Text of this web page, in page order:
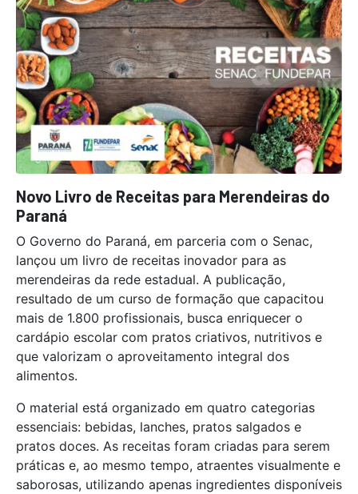
Novo Livro de Receitas para Merendeiras do
Paraná
O Governo do Paraná, em parceria com o Senac,
lançou um livro de receitas inovador para as
merendeiras da rede estadual. A publicação,
resultado de um curso de formação que capacitou
mais de 1.800 profissionais, busca enriquecer o
cardápio escolar com pratos criativos, nutritivos e
que valorizam o aproveitamento integral dos
alimentos.
O material está organizado em quatro categorias
essenciais: bebidas, lanches, pratos salgados e
pratos doces. As receitas foram criadas para serem
práticas e, ao mesmo tempo, atraentes visualmente e
saborosas, utilizando apenas ingredientes disponíveis